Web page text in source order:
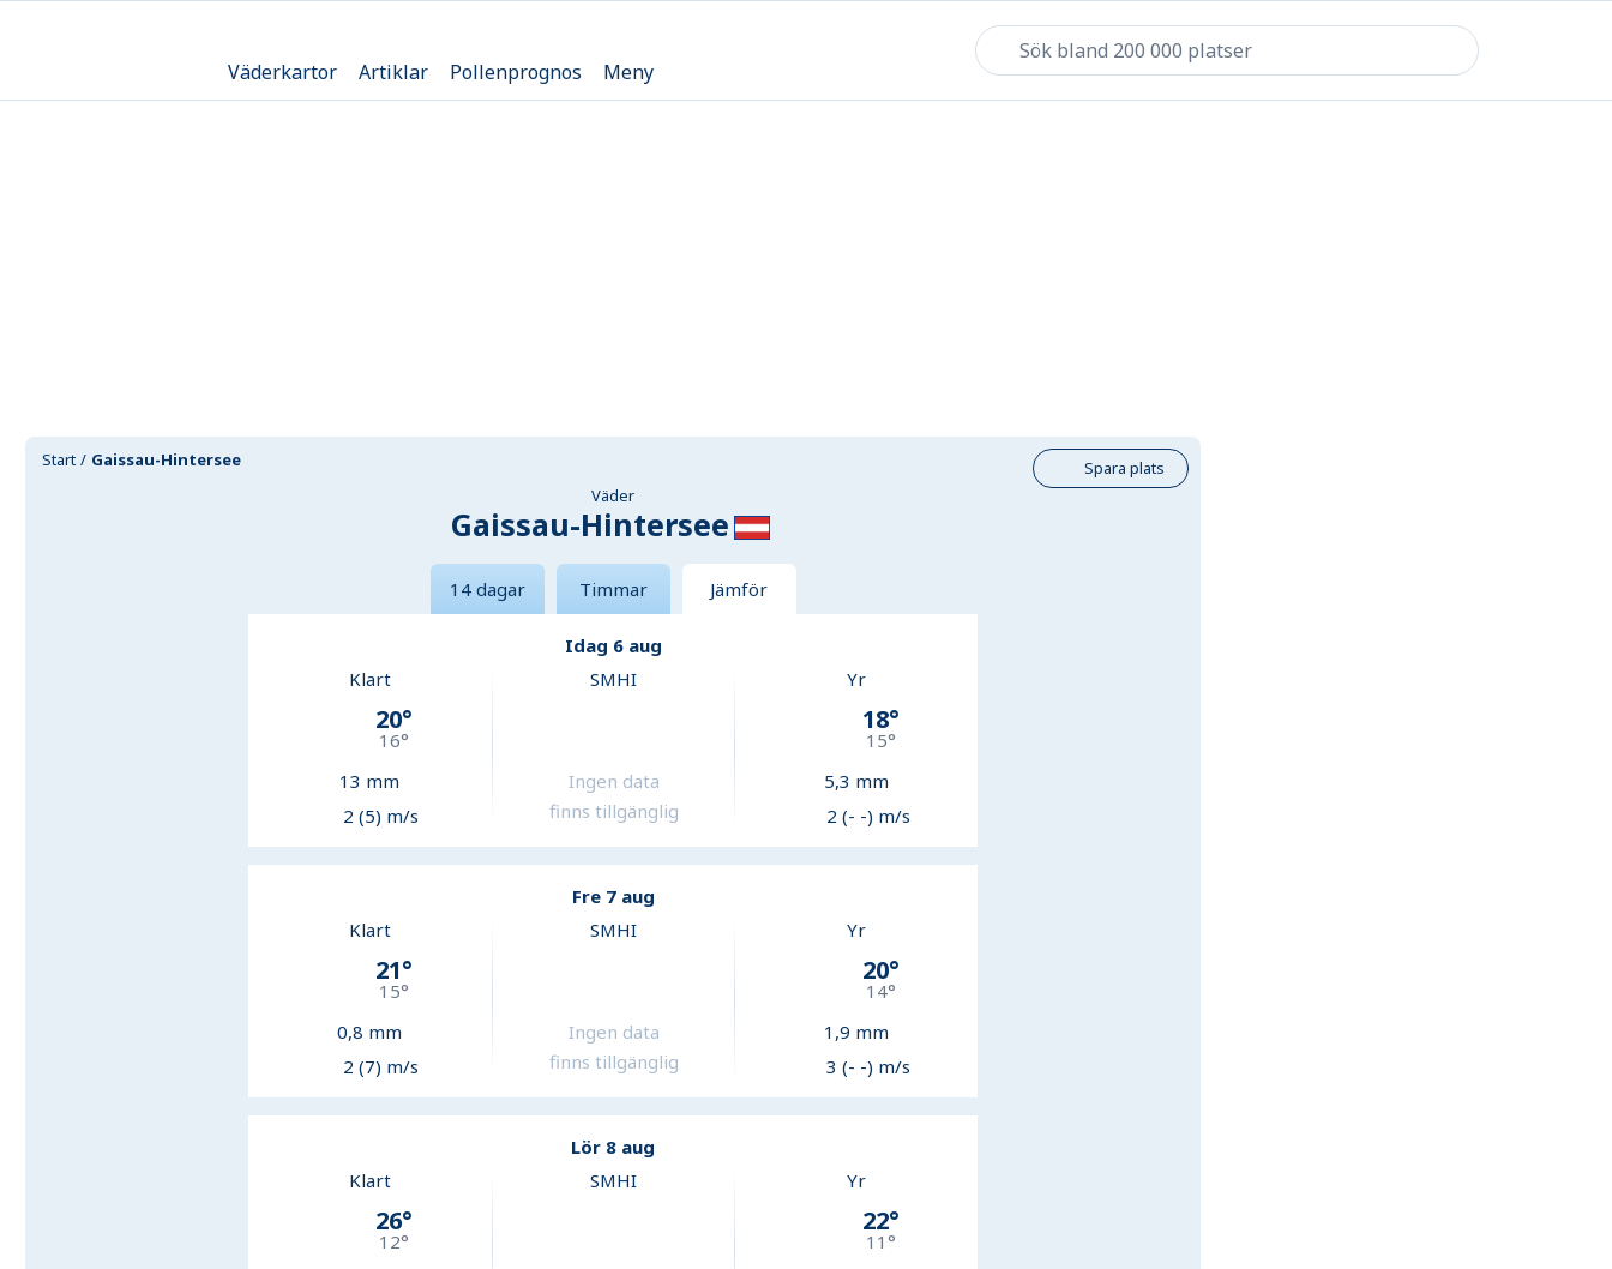
Väderkartor Artiklar Pollenprognos Meny
Start Gaissau-Hintersee
Spara plats
Väder
Gaissau-Hintersee
14 dagar Timmar Jämför
Idag 6 aug
Klart
20°
16°
13 mm
2 (5) m/s
SMHI
Ingen data
finns tillgänglig
Yr
18°
15°
5,3 mm
2 (- -) m/s
Fre 7 aug
Klart
21°
15°
0,8 mm
2 (7) m/s
SMHI
Ingen data
finns tillgänglig
Yr
20°
14°
1,9 mm
3 (- -) m/s
Lör 8 aug
Klart
26°
12°
SMHI Yr
22°
11 °